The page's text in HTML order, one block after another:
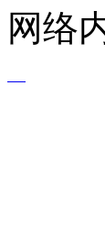
网络